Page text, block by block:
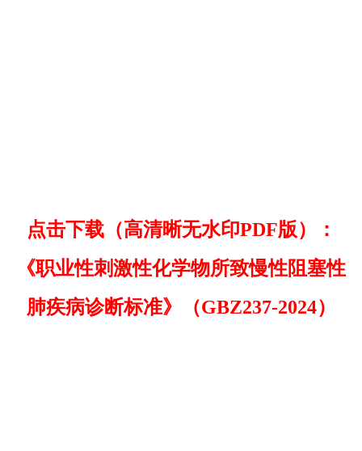
点击下载（高清晰无水印PDF版）：
《职业性刺激性化学物所致慢性阻塞性
肺疾病诊断标准》（GBZ237-2024）